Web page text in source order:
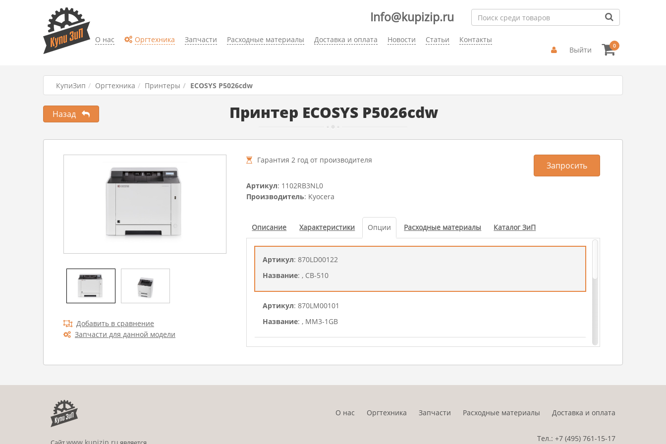
О нас Оргтехника Запчасти Расходные материалы Доставка и оплата Новости Статьи Контакты
Info@kupizip.ru
Выйти 0
КупиЗип Оргтехника Принтеры ECOSYS P5026cdw
Принтер ECOSYS P5026cdw
Назад
Добавить в сравнение
Запчасти для данной модели
Гарантия 2 год от производителя
Артикул: 1102RB3NL0
Производитель: Kyocera
Запросить
Описание Характеристики Опции Расходные материалы Каталог ЗиП
Артикул: 870LD00122
Название: , CB-510
Артикул: 870LM00101
Название: , MM3-1GB
Название: , PF-5110
Цена: 10 804.41 руб.
О нас Оргтехника Запчасти Расходные материалы Доставка и оплата
Тел.: +7 (495) 761-15-17